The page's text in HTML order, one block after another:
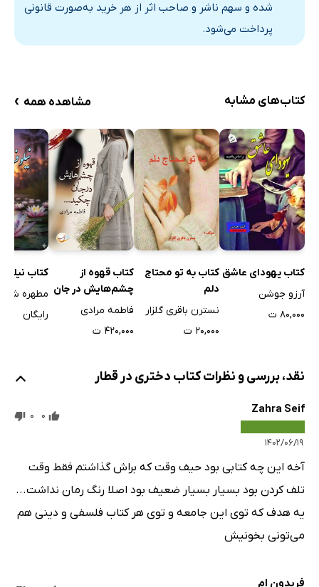
شده و سهم ناشر و صاحب اثر از هر خرید به‌صورت قانونی
پرداخت می‌شود.
کتاب‌های مشابه مشاهده همه ›
کتاب یهودای عاشق
آرزو جوشن
۸۰,۰۰۰ ت
کتاب به تو محتاج
دلم
نسترن باقری گلزار
۲۰,۰۰۰ ت
کتاب قهوه از
چشم‌هایش در جان
چکید...
فاطمه مرادی
۴۲۰,۰۰۰ ت
کتاب
رایگان
نقد، بررسی و نظرات کتاب دختری در قطار
Zahra Seif
۱۴۰۲/۰۶/۱۹
0
0
آخه این چه کتابی بود حیف وقت که براش گذاشتم فقط وقت
تلف کردن بود بسیار بسیار ضعیف بود اصلا رنگ رمان نداشت...
یه هدف که توی این جامعه و توی هر کتاب فلسفی و دینی هم
می‌تونی بخونیش
فریدون ام